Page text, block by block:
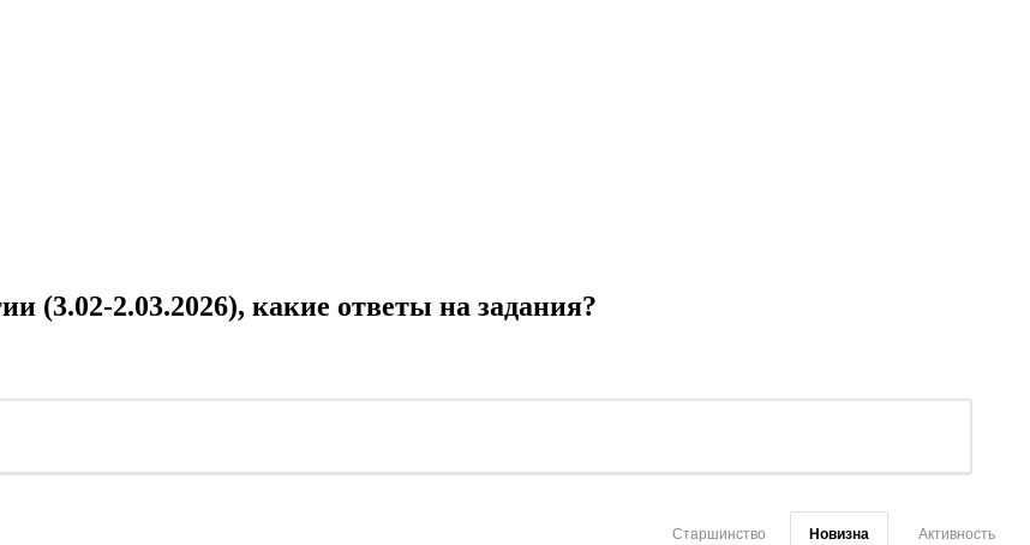
(3.02-2.03.2026), какие ответы на задания?
Активность
Новизна
Старшинство